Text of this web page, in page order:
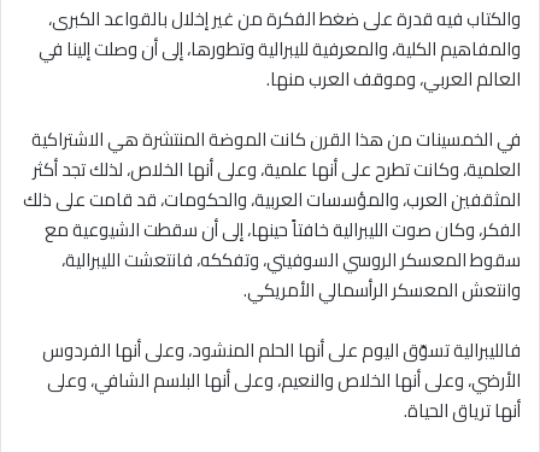
والكتاب فيه قدرة على ضغط الفكرة من غير إخلال بالقواعد الكبرى،
والمفاهيم الكلية، والمعرفية لليبرالية وتطورها، إلى أن وصلت إلينا في
العالم العربي، وموقف العرب منها.
في الخمسينات من هذا القرن كانت الموضة المنتشرة هي الاشتراكية
العلمية، وكانت تطرح على أنها علمية، وعلى أنها الخلاص، لذلك تجد أكثر
المثقفين العرب، والمؤسسات العربية، والحكومات، قد قامت على ذلك
الفكر، وكان صوت الليبرالية خافتاً حينها، إلى أن سقطت الشيوعية مع
سقوط المعسكر الروسي السوفيتي، وتفككه، فانتعشت الليبرالية،
وانتعش المعسكر الرأسمالي الأمريكي.
فالليبرالية تسوّق اليوم على أنها الحلم المنشود، وعلى أنها الفردوس
الأرضي، وعلى أنها الخلاص والنعيم، وعلى أنها البلسم الشافي، وعلى
أنها ترياق الحياة.